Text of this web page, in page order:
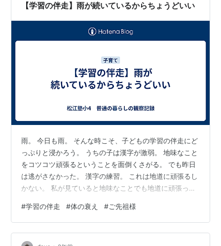
【学習の伴走】雨が続いているからちょうどいい
雨。 今日も雨。 そんな時こそ、子どもの学習の伴走にど
っぷりと浸かろう。 うちの子は漢字が激弱。 地味なこと
をコツコツ頑張るということを面倒くさがる。 でも昨日
は逃がさなかった。 漢字の練習。 これは地道に頑張るし
かない。 私が見ていると地味なことでも地道に頑張って
なんと・・・私が吹いた途端に子どもが目をキラキラと
輝かせて食いついて来た。 「それ曲なの？うちも出来る
ようになりたい」とのこと。 これはな。基礎練習。 更
#学習の伴走 #体の衰え #ご先祖様